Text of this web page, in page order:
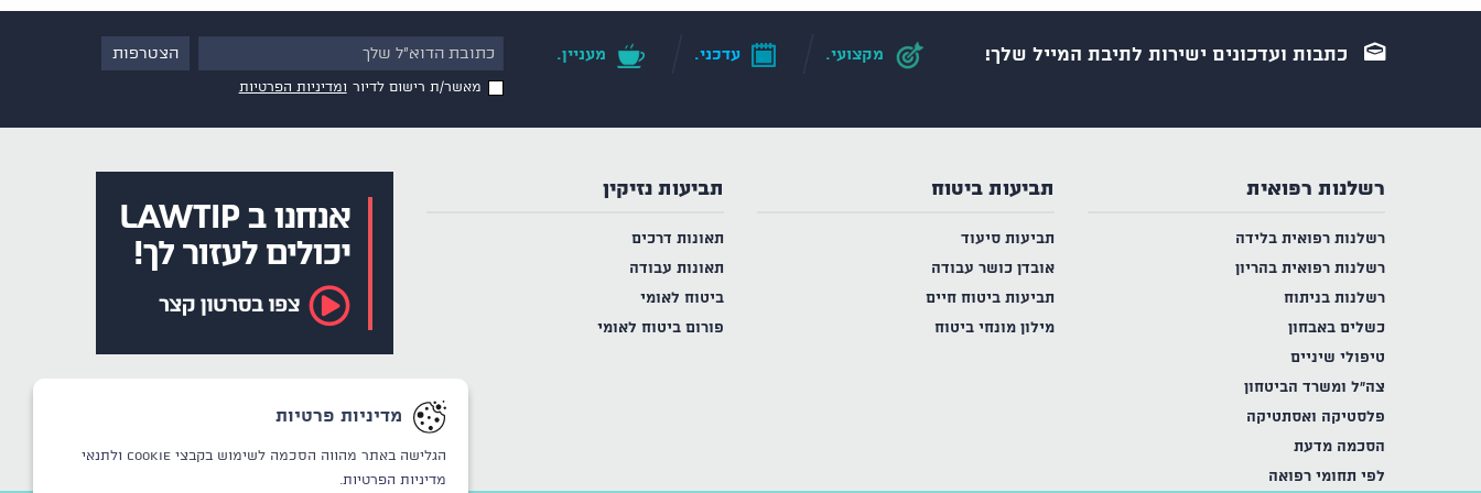
כתבות ועדכונים ישירות לתיבת המייל שלך! מקצועי. עדכני. מעניין.
מאשר/ת רישום לדיור ומדיניות הפרטיות
רשלנות רפואית
רשלנות רפואית בלידה
רשלנות רפואית בהריון
רשלנות בניתוח
כשלים באבחון
טיפולי שיניים
צה"ל ומשרד הביטחון
פלסטיקה ואסתטיקה
הסכמה מדעת
לפי תחומי רפואה
תביעות ביטוח
תביעות סיעוד
אובדן כושר עבודה
תביעות ביטוח חיים
מילון מונחי ביטוח
תביעות נזיקין
תאונות דרכים
תאונות עבודה
ביטוח לאומי
פורום ביטוח לאומי
מדיניות פרטיות
הגלישה באתר מהווה הסכמה לשימוש בקבצי Cookie
ולתנאי
מדיניות הפרטיות.